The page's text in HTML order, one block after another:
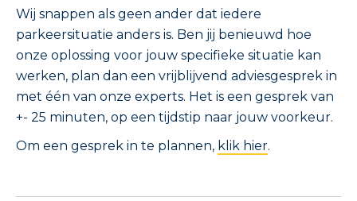
Wij snappen als geen ander dat iedere
parkeersituatie anders is. Ben jij benieuwd hoe
onze oplossing voor jouw specifieke situatie kan
werken, plan dan een vrijblijvend adviesgesprek in
met één van onze experts. Het is een gesprek van
+- 25 minuten, op een tijdstip naar jouw voorkeur.
Om een gesprek in te plannen, klik hier.